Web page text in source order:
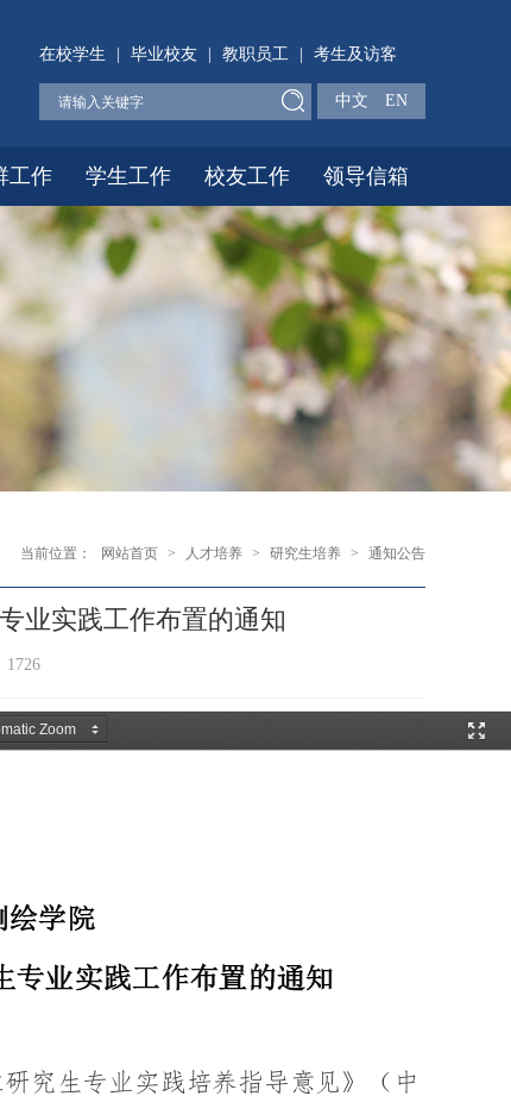
在校学生 毕业校友 教职员工 考生及访客
中文 EN
工作 学生工作 校友工作 领导信箱
当前位置： 网站首页 > 人才培养 > 研究生培养 > 通知公告
业实践工作布置的通知
1726